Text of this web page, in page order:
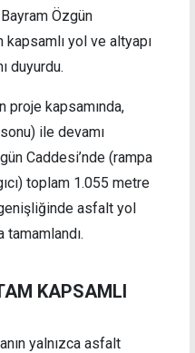
Özgün
yol ve altyapı
duyurdu.
proje kapsamında,
ile devamı
Caddesi’nde (rampa
toplam 1.055 metre
asfalt yol
tamamlandı.
KAPSAMLI
yalnızca asfalt